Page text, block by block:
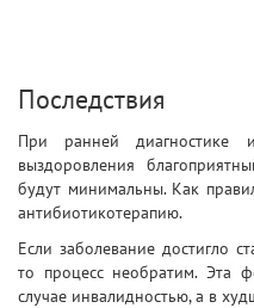
Последствия
При ранней диагностике
выздоровления
будут минимальны. Как
антибиотикотерапию.
Если заболевание достигло
то процесс необратим. Эта
случае инвалидностью, а в